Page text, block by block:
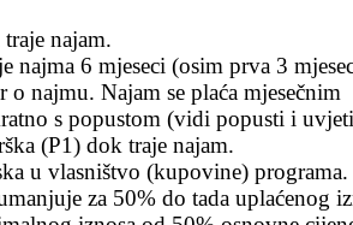
najam.
najma 6 mjeseci (osim prva 3
o najmu. Najam se plaća mjesečnim
s popustom (vidi popusti i
(P1) dok traje najam.
u vlasništvo (kupovine) programa.
za 50% do tada uplaćenog